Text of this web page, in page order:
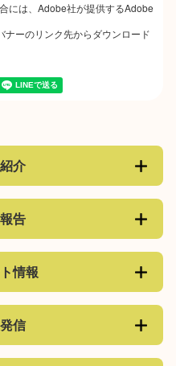
には、Adobe社が提供するAdobe
ーのリンク先からダウンロード
介
告
情報
信